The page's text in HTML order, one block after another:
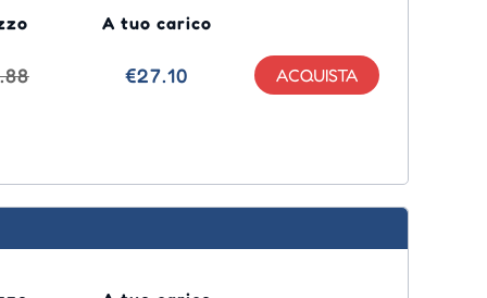
A tuo carico
€27.10